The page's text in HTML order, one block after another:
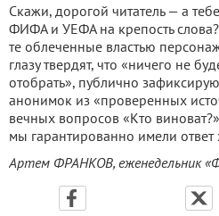
Скажи, дорогой читатель — а
ФИФА и УЕФА на крепость слова?
те облеченные властью
глазу твердят, что «ничего не
отобрать», публично
анонимок из «проверенных
вечных вопросов «Кто
мы гарантированно имели
Артем ФРАНКОВ, еженедельник